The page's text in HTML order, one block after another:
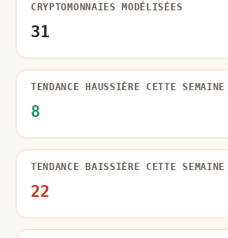
CRYPTOMONNAIES MODÉLISÉES
31
TENDANCE HAUSSIÈRE CETTE SEMAINE
8
TENDANCE BAISSIÈRE CETTE SEMAINE
22